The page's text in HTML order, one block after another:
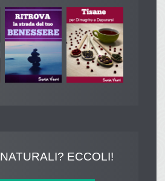
NATURALI? ECCOLI!